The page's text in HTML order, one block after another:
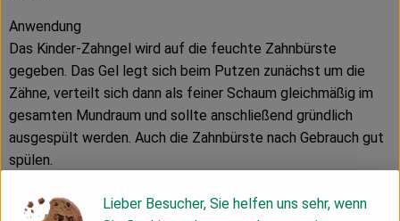
Anwendung
Das Kinder-Zahngel wird auf die feuchte Zahnbürste
gegeben. Das Gel legt sich beim Putzen zunächst um die
Zähne, verteilt sich dann als feiner Schaum gleichmäßig im
gesamten Mundraum und sollte anschließend gründlich
ausgespült werden. Auch die Zahnbürste nach Gebrauch gut
spülen.
Bestandteile:
Lieber Besucher, Sie helfen uns sehr, wenn